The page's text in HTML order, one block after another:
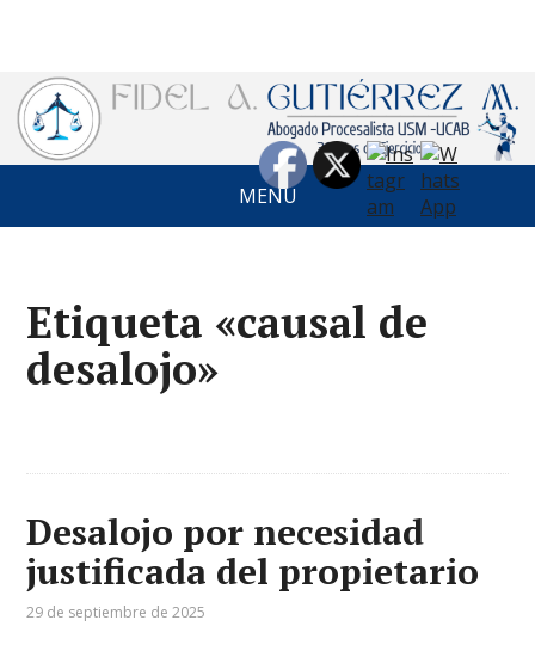
MENÚ
Etiqueta «causal de
desalojo»
Desalojo por necesidad
justificada del propietario
29 de septiembre de 2025